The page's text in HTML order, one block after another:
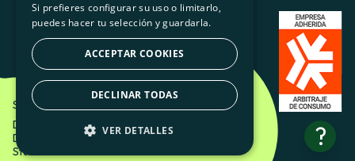
Som Energia SCCL - 2026
Disseny Creatiu d'Etéreo Design.
Desenvolupament web per Utopig
Studio
?
Si prefieres configurar su uso o limitarlo,
puedes hacer tu selección y guardarla.
ACCEPTAR COOKIES
DECLINAR TODAS
VER DETALLES